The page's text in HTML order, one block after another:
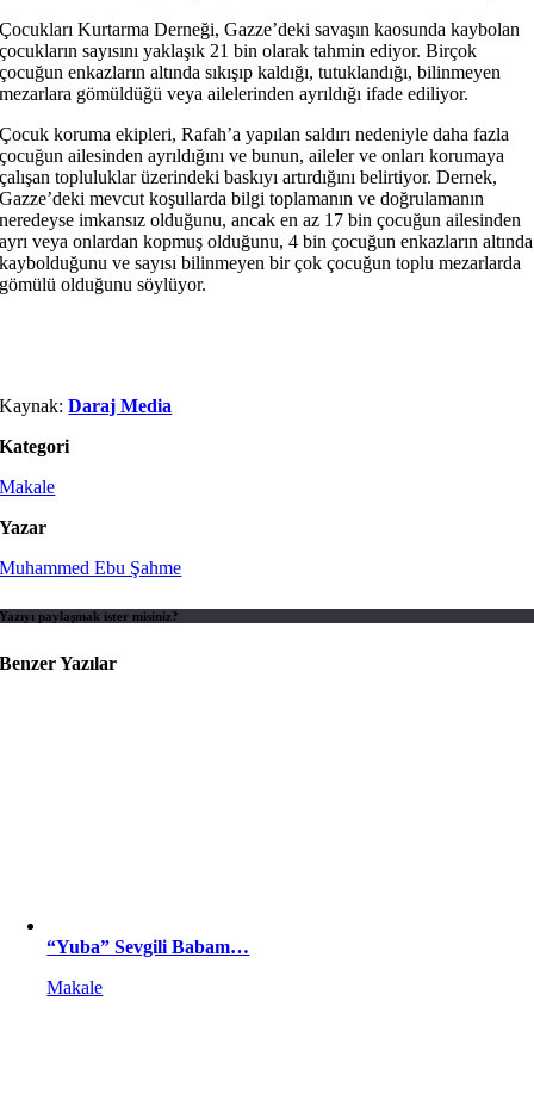
Çocukları Kurtarma Derneği, Gazze’deki savaşın kaosunda kaybolan
çocukların sayısını yaklaşık 21 bin olarak tahmin ediyor. Birçok
çocuğun enkazların altında sıkışıp kaldığı, tutuklandığı, bilinmeyen
mezarlara gömüldüğü veya ailelerinden ayrıldığı ifade ediliyor.
Çocuk koruma ekipleri, Rafah’a yapılan saldırı nedeniyle daha fazla
çocuğun ailesinden ayrıldığını ve bunun, aileler ve onları korumaya
çalışan topluluklar üzerindeki baskıyı artırdığını belirtiyor. Dernek,
Gazze’deki mevcut koşullarda bilgi toplamanın ve doğrulamanın
neredeyse imkansız olduğunu, ancak en az 17 bin çocuğun ailesinden
ayrı veya onlardan kopmuş olduğunu, 4 bin çocuğun enkazların altında
kaybolduğunu ve sayısı bilinmeyen bir çok çocuğun toplu mezarlarda
gömülü olduğunu söylüyor.
Kaynak:Daraj Media
Kategori
Makale
Yazar
Muhammed Ebu Şahme
Yazıyı paylaşmak ister misiniz?
Benzer Yazılar
“Yuba” Sevgili Babam…
Makale